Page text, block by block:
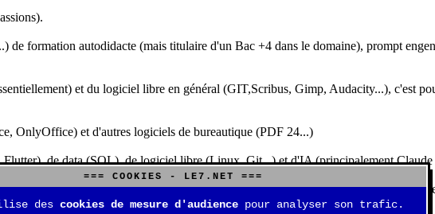
formation autodidacte (mais titulaire d'un Bac +4 dans le domaine), prompt
et du logiciel libre en général (GIT,Scribus, Gimp, Audacity...), c'est
OnlyOffice) et d'autres logiciels de bureautique (PDF 24...)
Flutter), de data (SQL), de logiciel libre (Linux, Git...) et d'IA (principalement Claude
aux jeux de stratégie (Echecs, Go, Quarto, Tock...) et aux jeux vidéos
=== COOKIES - LE7.NET ===
des cookies de mesure d'audience pour analyser son trafic.